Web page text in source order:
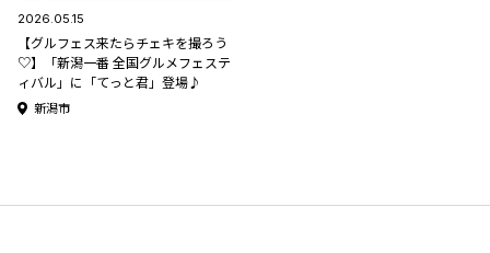
2026.05.15
【グルフェス来たらチェキを撮ろう
♡】「新潟一番 全国グルメフェステ
ィバル」に「てっと君」登場♪
新潟市